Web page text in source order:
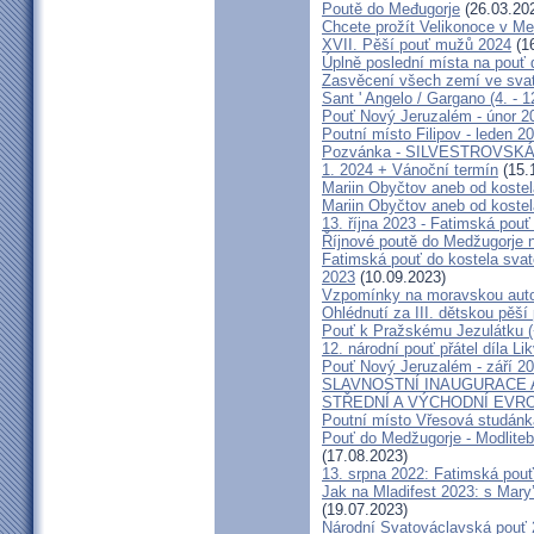
Poutě do Međugorje
Chcete prožít Velikonoce v
XVII. Pěší pouť mužů 2024
Úplně poslední místa na pouť
Zasvěcení všech zemí ve
Sant ' Angelo / Gargano (4. -
Pouť Nový Jeruzalém - únor
Poutní místo Filipov - leden
Pozvánka -
1. 2024 + Vánoční termín
Mariin Obyčtov aneb od
Mariin Obyčtov aneb od
13. října 2023 - Fatimská
Říjnové poutě do Medžugorje
Fatimská pouť do kostela
2023 (10.09.2023)
Vzpomínky na moravskou
Ohlédnutí za III. dětskou pěší
Pouť k Pražskému Jezulátku
12. národní pouť přátel díla
Pouť Nový Jeruzalém - září
SLAVNOSTNÍ
STŘEDNÍ A VÝCHODNÍ
Poutní místo Vřesová
Pouť do Medžugorje -
(17.08.2023)
13. srpna 2022: Fatimská
Jak na Mladifest 2023: s
(19.07.2023)
Národní Svatováclavská pouť